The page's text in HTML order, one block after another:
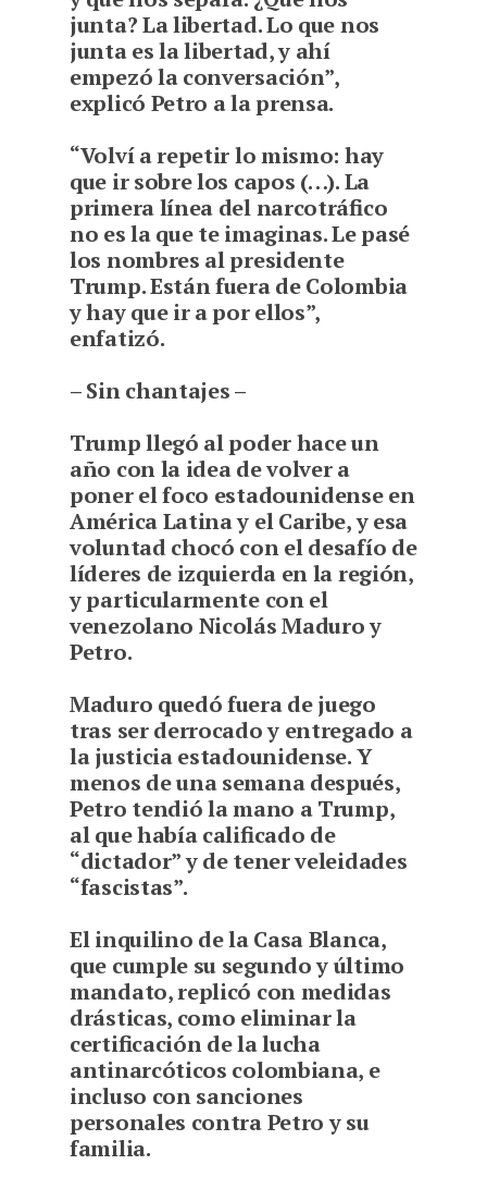
junta? La libertad. Lo que nos
junta es la libertad, y ahí
empezó la conversación”,
explicó Petro a la prensa.
“Volví a repetir lo mismo: hay
que ir sobre los capos (…). La
primera línea del narcotráfico
no es la que te imaginas. Le pasé
los nombres al presidente
Trump. Están fuera de Colombia
y hay que ir a por ellos”,
enfatizó.
– Sin chantajes –
Trump llegó al poder hace un
año con la idea de volver a
poner el foco estadounidense en
América Latina y el Caribe, y esa
voluntad chocó con el desafío de
líderes de izquierda en la región,
y particularmente con el
venezolano Nicolás Maduro y
Petro.
Maduro quedó fuera de juego
tras ser derrocado y entregado a
la justicia estadounidense. Y
menos de una semana después,
Petro tendió la mano a Trump,
al que había calificado de
“dictador” y de tener veleidades
“fascistas”.
El inquilino de la Casa Blanca,
que cumple su segundo y último
mandato, replicó con medidas
drásticas, como eliminar la
certificación de la lucha
antinarcóticos colombiana, e
incluso con sanciones
personales contra Petro y su
familia.